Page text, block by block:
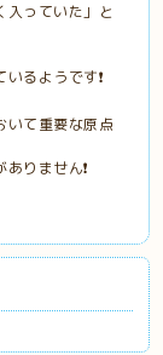
入っていた」と
るようです❗️
いて重要な原点
りません❗️